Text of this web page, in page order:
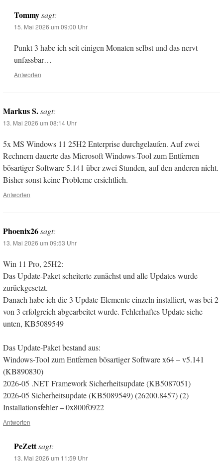
Tommy sagt:
15. Mai 2026 um 09:00 Uhr
Punkt 3 habe ich seit einigen Monaten selbst und das nervt
unfassbar…
Antworten
Markus S.sagt:
13. Mai 2026 um 08:14 Uhr
5x MS Windows 11 25H2 Enterprise durchgelaufen. Auf zwei
Rechnern dauerte das Microsoft Windows-Tool zum Entfernen
bösartiger Software 5.141 über zwei Stunden, auf den anderen nicht.
Bisher sonst keine Probleme ersichtlich.
Antworten
Phoenix26sagt:
13. Mai 2026 um 09:53 Uhr
Win 11 Pro, 25H2:
Das Update-Paket scheiterte zunächst und alle Updates wurde
zurückgesetzt.
Danach habe ich die 3 Update-Elemente einzeln installiert, was bei 2
von 3 erfolgreich abgearbeitet wurde. Fehlerhaftes Update siehe
unten, KB5089549
Das Update-Paket bestand aus:
Windows-Tool zum Entfernen bösartiger Software x64 – v5.141
(KB890830)
2026-05 .NET Framework Sicherheitsupdate (KB5087051)
2026-05 Sicherheitsupdate (KB5089549) (26200.8457) (2)
Installationsfehler – 0x800f0922
Antworten
PeZett sagt:
13. Mai 2026 um 11:59 Uhr